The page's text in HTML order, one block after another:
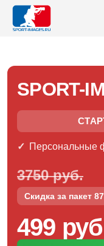
SPORT-
Персональные
3750 руб.
Скидка за пакет
499